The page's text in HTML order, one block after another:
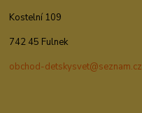
Kostelní 109
742 45 Fulnek
obchod-detskysvet@seznam.cz